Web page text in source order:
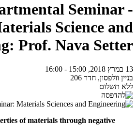
Seminar -
Science and
Prof. Nava Setter
13 במרץ 2018, 15:00 - 16:00
בניין וולפסון, חדר 206
ללא תשלום
of materials through negative